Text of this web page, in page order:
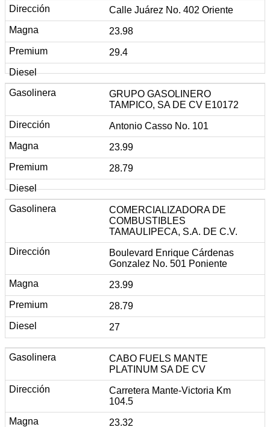
Calle Juárez No. 402 Oriente
23.98
29.4
GRUPO GASOLINERO
TAMPICO, SA DE CV E10172
Antonio Casso No. 101
23.99
28.79
COMERCIALIZADORA DE
COMBUSTIBLES
TAMAULIPECA, S.A. DE C.V.
Boulevard Enrique Cárdenas
Gonzalez No. 501 Poniente
23.99
28.79
27
CABO FUELS MANTE
PLATINUM SA DE CV
Carretera Mante-Victoria Km
104.5
23.32